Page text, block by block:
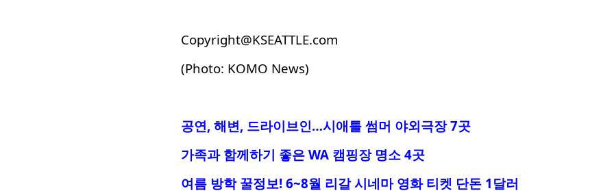
Copyright@KSEATTLE.com
(Photo: KOMO News)
공연, 해변, 드라이브인…시애틀 썸머 야외극장 7곳
가족과 함께하기 좋은 WA 캠핑장 명소 4곳
여름 방학 꿀정보! 6~8월 리갈 시네마 영화 티켓 단돈 1달러